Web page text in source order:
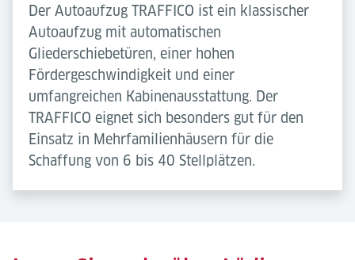
Der Autoaufzug TRAFFICO ist ein klassischer
Autoaufzug mit automatischen
Gliederschiebetüren, einer hohen
Fördergeschwindigkeit und einer
umfangreichen Kabinenausstattung. Der
TRAFFICO eignet sich besonders gut für den
Einsatz in Mehrfamilienhäusern für die
Schaffung von 6 bis 40 Stellplätzen.